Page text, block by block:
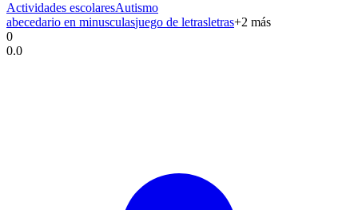
Actividades escolaresAutismo
abecedario en minusculasjuego de letrasletras+2 más
0
0.0